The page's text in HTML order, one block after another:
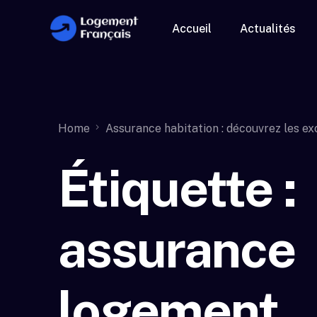
Accueil Actualités
Home Assurance habitation : découvrez les
Étiquette :
assurance